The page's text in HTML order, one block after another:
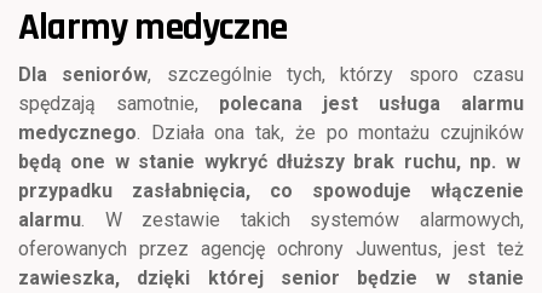
Alarmy medyczne
Dla seniorów, szczególnie tych, którzy sporo czasu
spędzają samotnie, polecana jest usługa alarmu
medycznego . Działa ona tak, że po montażu czujników
będą one w stanie wykryć dłuższy brak ruchu, np. w
przypadku zasłabnięcia, co spowoduje włączenie
alarmu . W zestawie takich systemów alarmowych,
oferowanych przez agencję ochrony Juwentus, jest też
zawieszka, dzięki której senior będzie w stanie